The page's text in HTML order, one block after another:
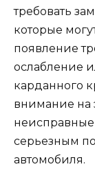
требовать
которые
появление
ослабление
карданного
внимание на
неисправные
серьезным
автомобиля.